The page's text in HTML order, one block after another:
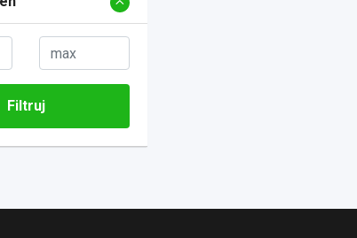
Filtruj